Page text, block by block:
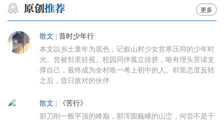
更多
散文 昔时少年行
本文以乡土童年为底色，记叙山村少女贫寒压抑的少年时
光。曾被邻里轻视、校园同伴孤立排挤，唯有埋头苦读支
撑自己，最终成为全村唯一考上初中的人。邻里态度反转
之后，昔日敌对的伙伴
散文 《苦行》
那刀削一般平顶的峰巅，那浑圆巍峨的山峦，何尝不是千